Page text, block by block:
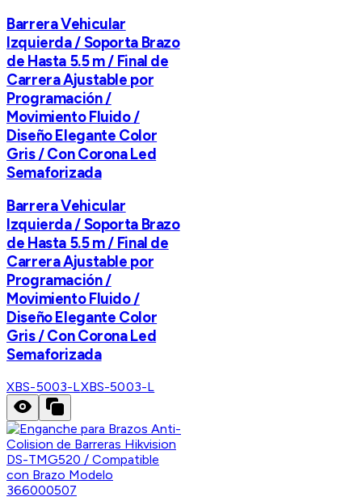
Barrera Vehicular
Izquierda / Soporta Brazo
de Hasta 5.5 m / Final de
Carrera Ajustable por
Programación /
Movimiento Fluido /
Diseño Elegante Color
Gris / Con Corona Led
Semaforizada
Barrera Vehicular
Izquierda / Soporta Brazo
de Hasta 5.5 m / Final de
Carrera Ajustable por
Programación /
Movimiento Fluido /
Diseño Elegante Color
Gris / Con Corona Led
Semaforizada
XBS-5003-LXBS-5003-L